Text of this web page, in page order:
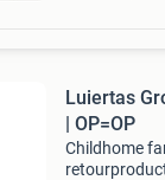
Luiertas
| OP=OP
Childhome